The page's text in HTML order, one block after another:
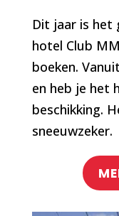
Dit jaar is
hotel Club
boeken.
en heb je het
beschikking.
sneeuwzeker.